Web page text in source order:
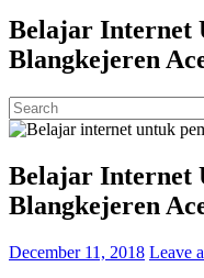
Belajar Internet
Blangkejeren
Belajar Internet
Blangkejeren
December 11, 2018 Leave